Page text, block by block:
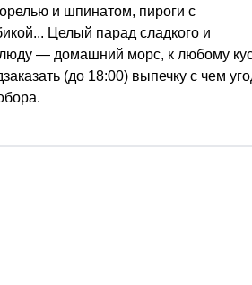
и шпинатом, пироги с
Целый парад сладкого и
— домашний морс, к любому
(до 18:00) выпечку с чем